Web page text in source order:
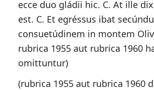
ecce duo gládii hic. C. At ille
est. C. Et egréssus ibat
consuetúdinem in montem
rubrica 1955 aut rubrica 1960
omittuntur)
(rubrica 1955 aut rubrica 1960